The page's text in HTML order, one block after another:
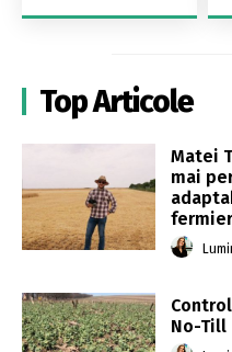
Top Articole
Matei
mai
No-Till